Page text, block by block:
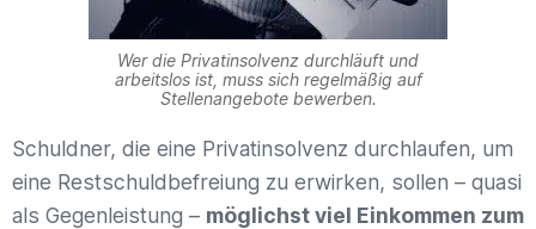
Wer die Privatinsolvenz durchläuft und
arbeitslos ist, muss sich regelmäßig auf
Stellenangebote bewerben.
Schuldner, die eine Privatinsolvenz durchlaufen, um
eine Restschuldbefreiung zu erwirken, sollen – quasi
als Gegenleistung – möglichst viel Einkommen zum